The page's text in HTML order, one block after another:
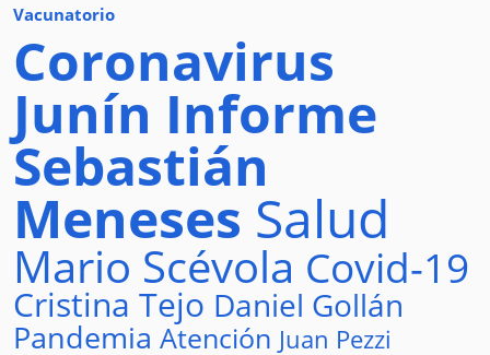
Vacunatorio
Coronavirus
Junín Informe
Sebastián
Meneses Salud
Mario Scévola Covid-19
Cristina Tejo Daniel Gollán
Pandemia Atención Juan Pezzi